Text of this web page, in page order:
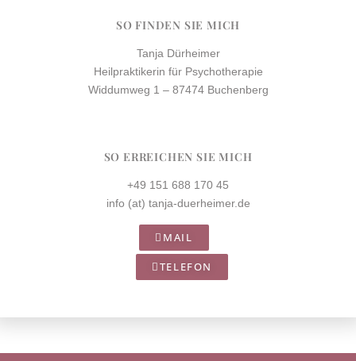
SO FINDEN SIE MICH
Tanja Dürheimer
Heilpraktikerin für Psychotherapie
Widdumweg 1 – 87474 Buchenberg
SO ERREICHEN SIE MICH
+49 151 688 170 45
info (at) tanja-duerheimer.de
MAIL
TELEFON